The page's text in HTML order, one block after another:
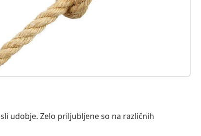
udobje. Zelo priljubljene so na različnih